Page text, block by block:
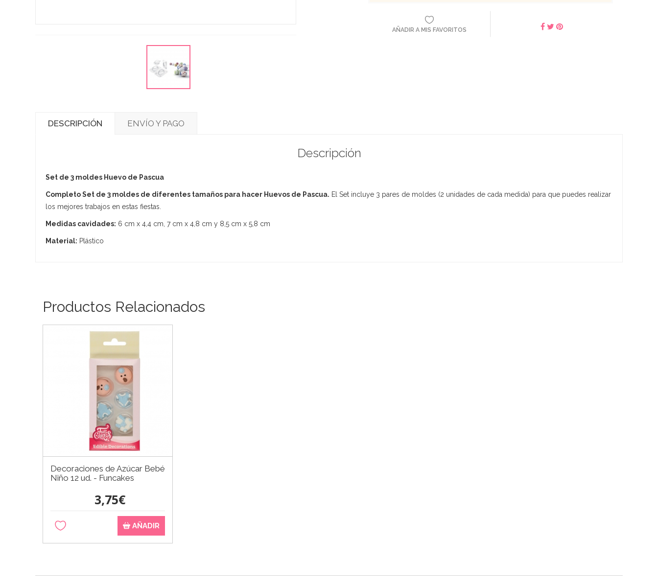
AÑADIR A MIS FAVORITOS
DESCRIPCIÓN ENVÍO Y PAGO
Descripción
Set de 3 moldes Huevo de Pascua
Completo Set de 3 moldes de diferentes tamaños para hacer Huevos de Pascua. El Set incluye 3 pares de moldes (2 unidades de cada medida) para que puedes realizar
los mejores trabajos en estas fiestas.
Medidas cavidades: 6 cm x 4,4 cm, 7 cm x 4,8 cm y 8,5 cm x 5,8 cm
Material: Plástico
Productos Relacionados
Decoraciones de Azúcar Bebé
Niño 12 ud. - Funcakes
3,75€
AÑADIR